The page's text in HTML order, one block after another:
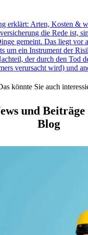
erklärt: Arten, Kosten &
die Rede ist,
gemeint. Das liegt vor
um ein Instrument der
der durch den Tod
verursacht wird) und
könnte Sie auch
und Beiträge
Blog